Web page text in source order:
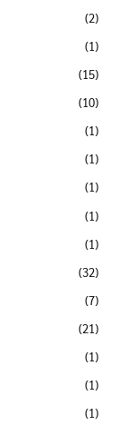
(2)
(1)
(15)
(10)
(1)
(1)
(1)
(1)
(1)
(32)
(7)
(21)
(1)
(1)
(1)